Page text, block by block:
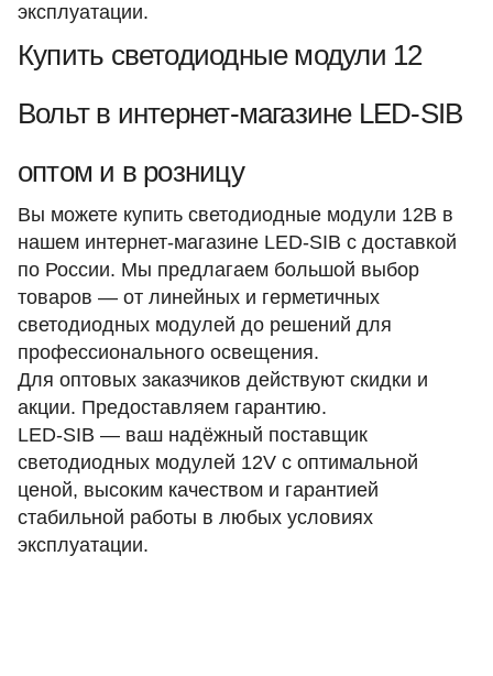
эксплуатации.
Купить светодиодные модули 12
Вольт в интернет-магазине LED‑SIB
оптом и в розницу
Вы можете купить светодиодные модули 12В в
нашем интернет‑магазине LED‑SIB с доставкой
по России. Мы предлагаем большой выбор
товаров — от линейных и герметичных
светодиодных модулей до решений для
профессионального освещения.
Для оптовых заказчиков действуют скидки и
акции. Предоставляем гарантию.
LED‑SIB — ваш надёжный поставщик
светодиодных модулей 12V с оптимальной
ценой, высоким качеством и гарантией
стабильной работы в любых условиях
эксплуатации.